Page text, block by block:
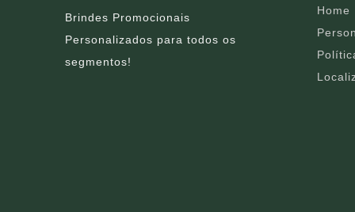
Brindes Promocionais
Personalizados para todos os
segmentos!
Home